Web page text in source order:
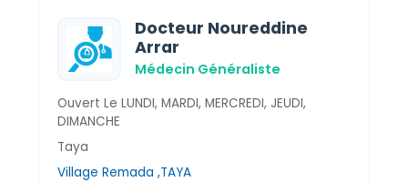
Docteur Noureddine
Arrar
Médecin Généraliste
Ouvert Le LUNDI, MARDI, MERCREDI, JEUDI,
DIMANCHE
Taya
Village Remada ,TAYA